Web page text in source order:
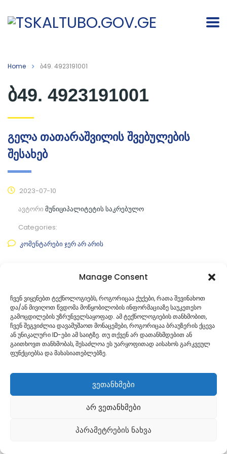
Manage Consent
ჩვენ ვიყენებთ ტექნოლოგიებს, როგორიცაა ქუქები, რათა შევინახოთ
და/ან მივიღოთ წვდომა მოწყობილობის ინფორმაციაზე საუკეთესო
გამოცდილების უზრუნველსაყოფად. ამ ტექნოლოგიების თანხმობით,
ჩვენ შეგვიძლია დავამუშაოთ მონაცემები, როგორიცაა ბრაუზერის ქცევა
ან უნიკალური ID-ები ამ საიტზე. თუ თქვენ არ დათანხმდებით ან
გაითხოვთ თანხმობას, შესაძლოა ეს უარყოფითად აისახოს გარკვეულ
ფუნქციებსა და მახასიათებლებზე.
ვეთანხმები
არ ვეთანხმები
პარამეტრების ნახვა
Home ბ49. 4923191001
ბ49. 4923191001
გელა თათარაშვილის შვებულების
შესახებ
2023-07-10
ავტორი მუნიციპალიტეტის საკრებულო
Categories:
კომენტარები ჯერ არ არის
Georgian